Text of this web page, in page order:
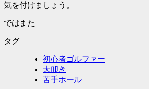
気を付けましょう。
ではまた
タグ
初心者ゴルファー
大叩き
苦手ホール